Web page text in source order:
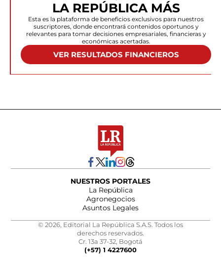
LA REPÚBLICA MÁS
Esta es la plataforma de beneficios exclusivos para nuestros
suscriptores, donde encontrará contenidos oportunos y
relevantes para tomar decisiones empresariales, financieras y
económicas acertadas.
VER RESULTADOS FINANCIEROS
NUESTROS PORTALES
La República
Agronegocios
Asuntos Legales
© 2026, Editorial La República S.A.S. Todos los
derechos reservados.
Cr. 13a 37-32, Bogotá
(+57) 1 4227600